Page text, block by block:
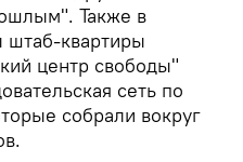
Также в
штаб-квартиры
центр свободы"
сеть по
собрали вокруг